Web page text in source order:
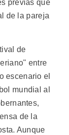
previas que
de la pareja
de
entre
escenario el
mundial al
de la
Aunque